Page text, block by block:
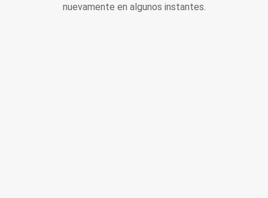
nuevamente en algunos instantes.